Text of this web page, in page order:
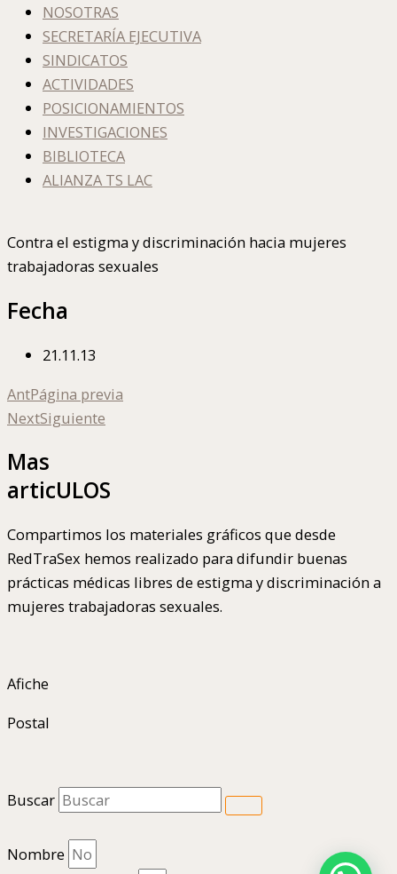
NOSOTRAS
SECRETARÍA EJECUTIVA
SINDICATOS
ACTIVIDADES
POSICIONAMIENTOS
INVESTIGACIONES
BIBLIOTECA
ALIANZA TS LAC
Contra el estigma y discriminación hacia mujeres
trabajadoras sexuales
Fecha
21.11.13
AntPágina previa
NextSiguiente
Mas
articULOS
Compartimos los materiales gráficos que desde
RedTraSex hemos realizado para difundir buenas
prácticas médicas libres de estigma y discriminación a
mujeres trabajadoras sexuales.
Afiche
Postal
Buscar
Nombre